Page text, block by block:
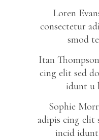
Loren
consectetur
smod
Itan Thompson
cing elit sed
idunt u
Sophie
adipis cing elit
incid